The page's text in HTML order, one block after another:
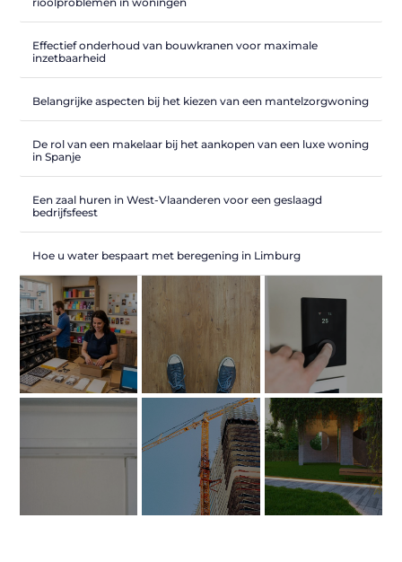
Effectief onderhoud van bouwkranen voor maximale
inzetbaarheid
Belangrijke aspecten bij het kiezen van een mantelzorgwoning
De rol van een makelaar bij het aankopen van een luxe woning
in Spanje
Een zaal huren in West-Vlaanderen voor een geslaagd
bedrijfsfeest
Hoe u water bespaart met beregening in Limburg